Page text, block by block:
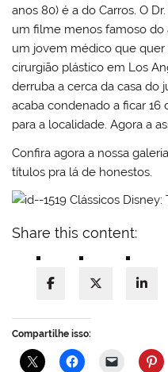
anos 80) é a do Carros. O
um filme menos famoso do
um jovem médico que
cirurgião plástico em Los
derruba a cerca da casa do
acaba condenado a ficar 16
para a localidade. Agora a
Confira agora a nossa
títulos pra lá de honestos.
Share this content:
Compartilhe isso: